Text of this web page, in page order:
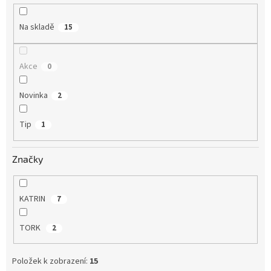
Na skladě 15
Akce 0
Novinka 2
Tip 1
Značky
KATRIN 7
TORK 2
Položek k zobrazení: 15